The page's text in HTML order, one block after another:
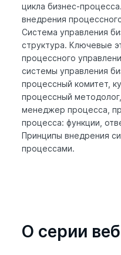
цикла бизнес-
внедрения
Система управления
структура. Ключевые
процессного
системы управления
процессный комитет,
процессный
менеджер процесса,
процесса: функции,
Принципы внедрения
процессами.
О серии